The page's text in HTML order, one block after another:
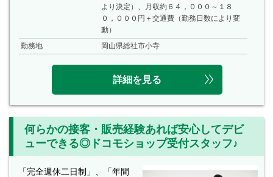
より決定）、月収約６４，０００～１８
０，０００円＋交通費（勤務日数により変
動）
勤務地
岡山県総社市小寺
詳細を見る
何らかの接客・販売経験あれば安心してデビ
ューできる◎ドコモショップ受付スタッフ♪
「完全週休二日制」、「年間